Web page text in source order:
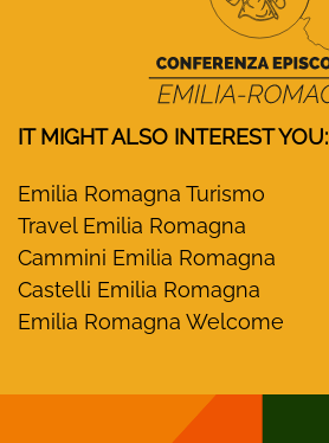
IT MIGHT ALSO INTEREST YOU:
Emilia Romagna Turismo
Travel Emilia Romagna
Cammini Emilia Romagna
Castelli Emilia Romagna
Emilia Romagna Welcome